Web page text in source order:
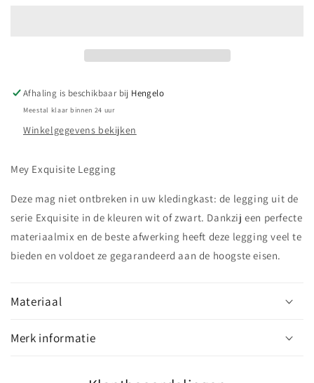
Afhaling is beschikbaar bij Hengelo
Meestal klaar binnen 24 uur
Winkelgegevens bekijken
Mey Exquisite Legging
Deze mag niet ontbreken in uw kledingkast: de legging uit de
serie Exquisite in de kleuren wit of zwart. Dankzij een perfecte
materiaalmix en de beste afwerking heeft deze legging veel te
bieden en voldoet ze gegarandeerd aan de hoogste eisen.
Materiaal
Merk informatie